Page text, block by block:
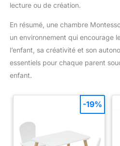
lecture ou de création.
En résumé, une chambre
un environnement qui encourage
l’enfant, sa créativité et son
essentiels pour chaque parent
enfant.
-19%